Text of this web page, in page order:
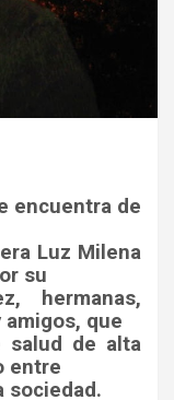
encuentra de
Luz Milena
su
hermanas,
que
salud de alta
entre
sociedad.